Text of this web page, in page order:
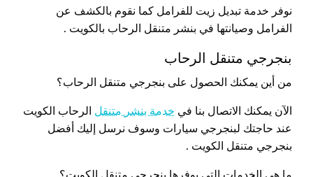
نوفر خدمة تبديل زيت للفرامل كما نقوم بالكشف عن
الفرامل وصيانتها في بنشر متنقل الرحاب بالكويت .
بنجرجي متنقل الرحاب
من أين يمكنك الحصول على بنجرجي متنقل الرحاب؟
الآن يمكنك الاتصال بنا في خدمة بنشر متنقل الرحاب الكويت
عند حاجتك لبنجرجي سيارات وسوف نرسل إليك أفضل
بنجرجي متنقل الكويت .
ما هي الخدمات التي يوفرها بنجرجي متنقل الكويت؟